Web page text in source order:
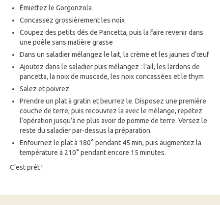
Émiettez le Gorgonzola
Concassez grossièrement les noix
Coupez des petits dés de Pancetta, puis la faire revenir dans
une poêle sans matière grasse
Dans un saladier mélangez le lait, la crème et les jaunes d’œuf
Ajoutez dans le saladier puis mélangez : l’ail, les lardons de
pancetta, la noix de muscade, les noix concassées et le thym
Salez et poivrez
Prendre un plat à gratin et beurrez le. Disposez une première
couche de terre, puis recouvrez la avec le mélange, repétez
l’opération jusqu’à ne plus avoir de pomme de terre. Versez le
reste du saladier par-dessus la préparation.
Enfournez le plat à 180° pendant 45 min, puis augmentez la
température à 210° pendant encore 15 minutes.
C’est prêt !